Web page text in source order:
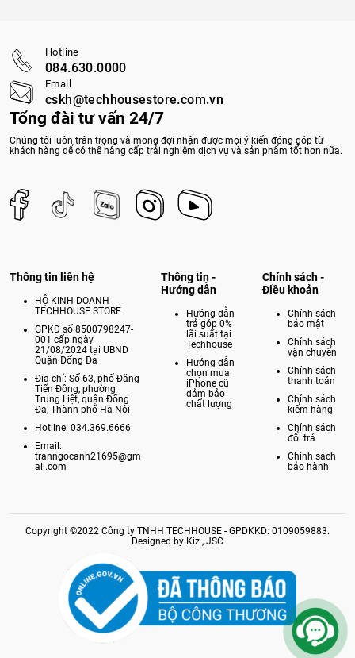
Tổng đài tư vấn 24/7
Chúng tôi luôn trân trọng và mong đợi nhận được mọi ý kiến đóng góp từ
khách hàng để có thể nâng cấp trải nghiệm dịch vụ và sản phẩm tốt hơn nữa.
Hotline
084.630.0000
Email
cskh@techhousestore.com.vn
Thông tin liên hệ
HỘ KINH DOANH
TECHHOUSE STORE
GPKD số 8500798247-
001 cấp ngày
21/08/2024 tại UBND
Quận Đống Đa
Địa chỉ: Số 63, phố Đặng
Tiến Đông, phường
Trung Liệt, quận Đống
Đa, Thành phố Hà Nội
Hotline: 034.369.6666
Email:
tranngocanh21695@gm
ail.com
Thông tin -
Hướng dẫn
Hướng dẫn
trả góp 0%
lãi suất tại
Techhouse
Hướng dẫn
chọn mua
iPhone cũ
đảm bảo
chất lượng
Chính sách -
Điều khoản
Chính sách
bảo mật
Chính sách
vận chuyển
Chính sách
thanh toán
Chính sách
kiểm hàng
Chính sách
đổi trả
Chính sách
bảo hành
Copyright ©2022 Công ty TNHH TECHHOUSE - GPDKKD: 0109059883.
Designed by Kiz ,.JSC